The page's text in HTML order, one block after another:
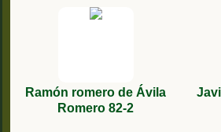
Ramón romero de Ávila
Romero 82-2